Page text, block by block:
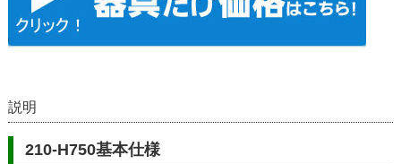
説明
210-H750基本仕様